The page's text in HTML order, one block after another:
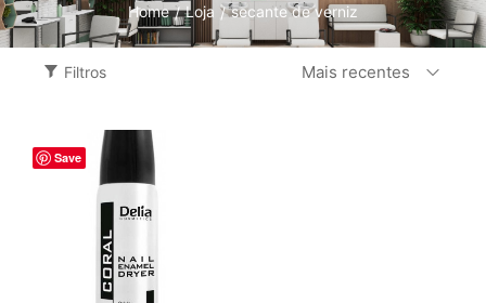
Home / Loja / secante de verniz
Filtros Mais recentes
Save